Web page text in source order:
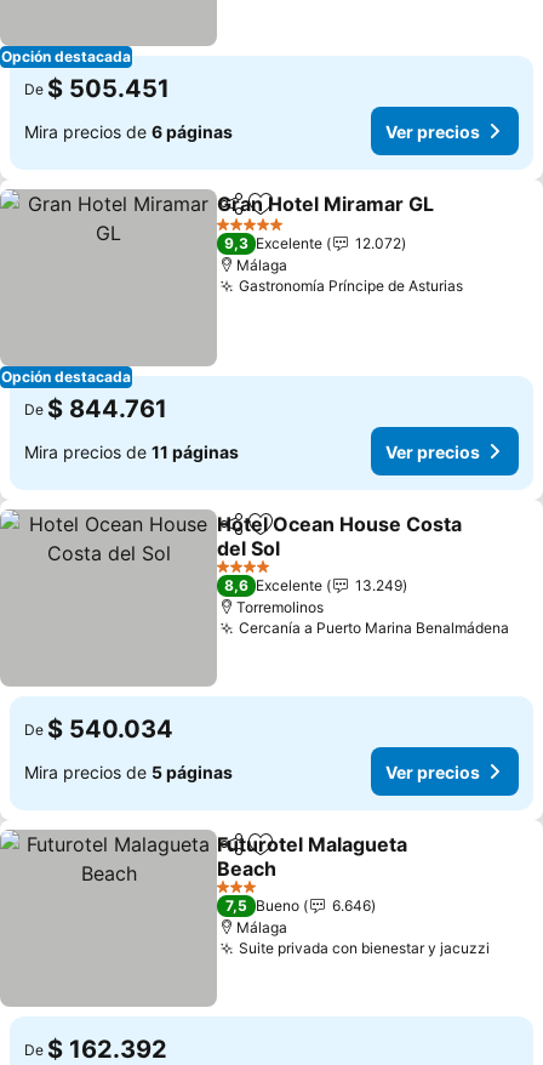
Opción destacada
De $ 505.451
Mira precios de 6 páginas Ver precios
Opción destacada
CompartirAgregar a favoritos
Gran Hotel Miramar GL
5 Estrellas
9,3 Excelente
12.072
Málaga
Gastronomía Príncipe de Asturias
De $ 844.761
Mira precios de 11 páginas Ver precios
CompartirAgregar a favoritos
Hotel Ocean House Costa
del Sol
4 Estrellas
8,6 Excelente
13.249
Torremolinos
Cercanía a Puerto Marina Benalmádena
De $ 540.034
Mira precios de 5 páginas Ver precios
CompartirAgregar a favoritos
Futurotel Malagueta
Beach
3 Estrellas
7,5 Bueno
6.646
Málaga
Suite privada con bienestar y jacuzzi
De $ 162.392